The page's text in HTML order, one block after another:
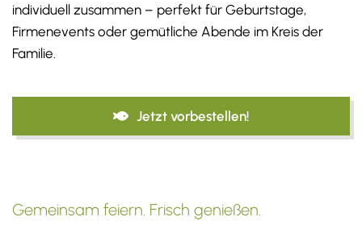
individuell zusammen – perfekt für Geburtstage,
Firmenevents oder gemütliche Abende im Kreis der
Familie.
Jetzt vorbestellen!
Gemeinsam feiern. Frisch genießen.